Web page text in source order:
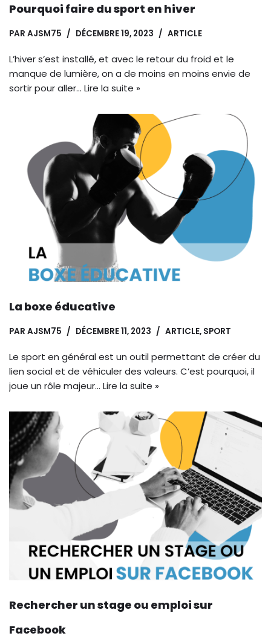
Pourquoi faire du sport en hiver
PAR AJSM75 DÉCEMBRE 19, 2023 ARTICLE
L’hiver s’est installé, et avec le retour du froid et le
manque de lumière, on a de moins en moins envie de
sortir pour aller… Lire la suite »
La boxe éducative
PAR AJSM75 DÉCEMBRE 11, 2023 ARTICLE, SPORT
Le sport en général est un outil permettant de créer du
lien social et de véhiculer des valeurs. C’est pourquoi, il
joue un rôle majeur… Lire la suite »
Rechercher un stage ou emploi sur
Facebook